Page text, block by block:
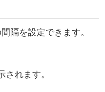
隔を設定できます。
されます。